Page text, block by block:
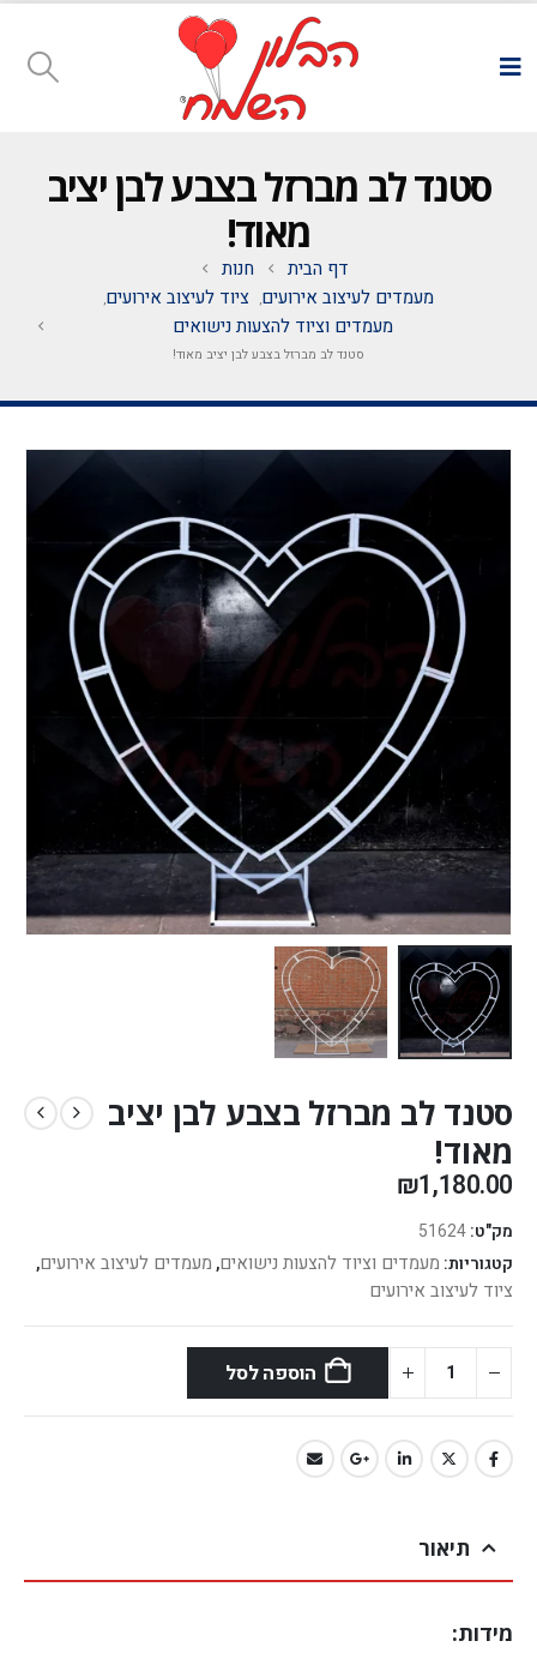
סטנד לב מברזל בצבע לבן יציב
מאוד!
דף הבית
חנות
מעמדים לעיצוב אירועים, ציוד לעיצוב אירועים,
מעמדים וציוד להצעות נישואים
סטנד לב מברזל בצבע לבן יציב מאוד!
סטנד לב מברזל בצבע לבן יציב
מאוד!
₪1,180.00
מק"ט: 51624
קטגוריות: מעמדים וציוד להצעות נישואים, מעמדים לעיצוב אירועים,
ציוד לעיצוב אירועים
הוספה לסל
תיאור
מידות: